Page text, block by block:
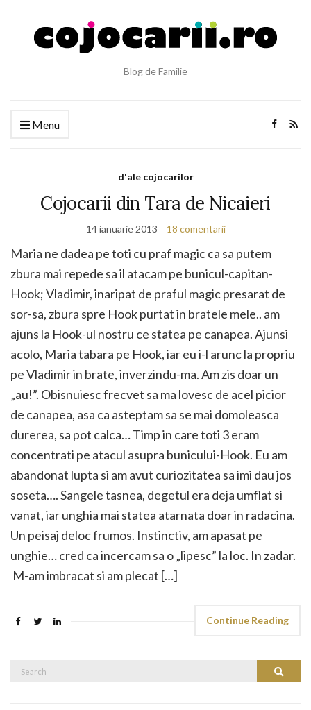
Blog de Familie
Menu
d'ale cojocarilor
Cojocarii din Tara de Nicaieri
14 ianuarie 2013 18 comentarii
Maria ne dadea pe toti cu praf magic ca sa putem
zbura mai repede sa il atacam pe bunicul-capitan-
Hook; Vladimir, inaripat de praful magic presarat de
sor-sa, zbura spre Hook purtat in bratele mele.. am
ajuns la Hook-ul nostru ce statea pe canapea. Ajunsi
acolo, Maria tabara pe Hook, iar eu i-l arunc la propriu
pe Vladimir in brate, inverzindu-ma. Am zis doar un
„au!”. Obisnuiesc frecvet sa ma lovesc de acel picior
de canapea, asa ca asteptam sa se mai domoleasca
durerea, sa pot calca… Timp in care toti 3 eram
concentrati pe atacul asupra bunicului-Hook. Eu am
abandonat lupta si am avut curiozitatea sa imi dau jos
soseta…. Sangele tasnea, degetul era deja umflat si
vanat, iar unghia mai statea atarnata doar in radacina.
Un peisaj deloc frumos. Instinctiv, am apasat pe
unghie… cred ca incercam sa o „lipesc” la loc. In zadar.
M-am imbracat si am plecat […]
Continue Reading
Search